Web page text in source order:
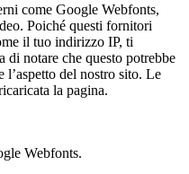
come Google Webfonts,
Poiché questi fornitori
il tuo indirizzo IP, ti
notare che questo potrebbe
del nostro sito. Le
la pagina.
Webfonts.